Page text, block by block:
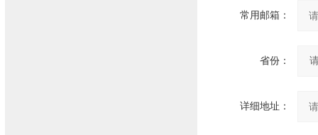
常用邮箱：
省份：
详细地址：